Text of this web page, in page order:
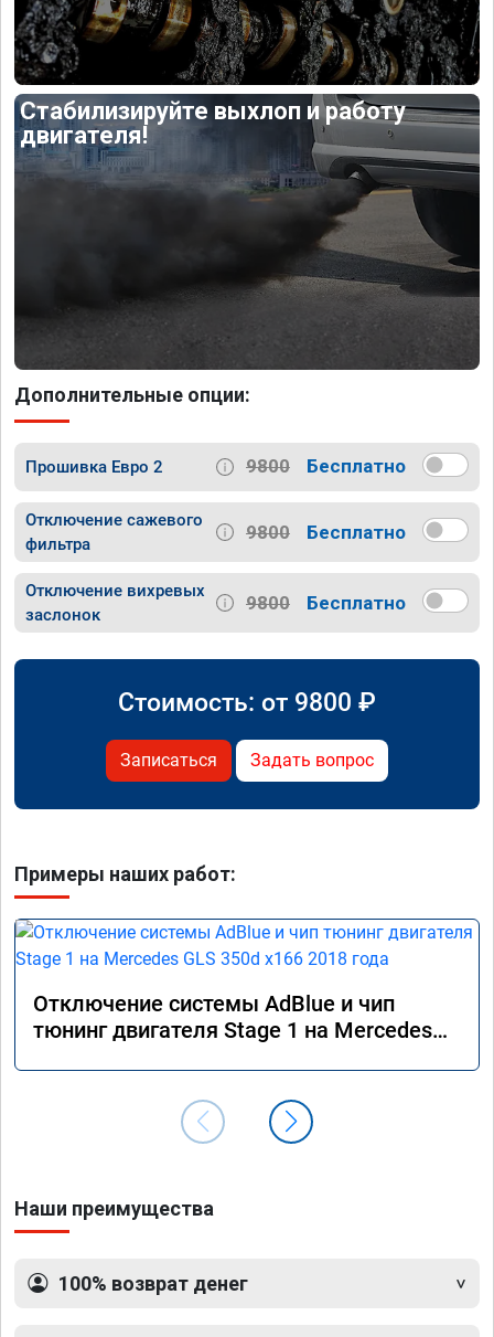
Стабилизируйте выхлоп и работу
двигателя!
Дополнительные опции:
Прошивка Евро 2 9800 Бесплатно
Отключение сажевого
фильтра
9800 Бесплатно
Отключение вихревых
заслонок
9800 Бесплатно
Стоимость: от 9800 ₽
Записаться Задать вопрос
Примеры наших работ:
Отключение системы AdBlue и чип
тюнинг двигателя Stage 1 на Mercedes
Наши преимущества
100% возврат денег